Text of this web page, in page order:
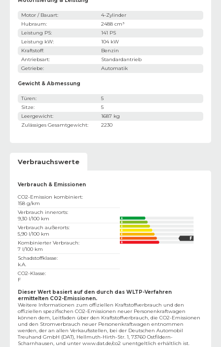
Motor / Bauart:
4-Zylinder
Hubraum:
2488 cm³
Leistung PS:
141 PS
Leistung kW:
104 kW
Kraftstoff:
Benzin
Antriebsart:
Standardantrieb
Getriebe: Automatik
Gewicht & Abmessung
Türen:
5
Sitze:
5
Leergewicht:
1687 kg
Zulässiges Gesamtgewicht: 2230
Verbrauchswerte
Verbrauch & Emissionen
CO2-Emission kombiniert:
158 g/km
Verbrauch innerorts:
9,30 l/100 km
Verbrauch außerorts:
5,90 l/100 km
Kombinierter Verbrauch:
7 l/100 km
Schadstoffklasse:
k.A.
CO2-Klasse:
F
Dieser Wert basiert auf den durch das WLTP-Verfahren
ermittelten CO2-Emissionen.
Weitere Informationen zum offiziellen Kraftstoffverbrauch und den
offiziellen spezifischen CO2-Emissionen neuer Personenkraftwagen
können dem‚ Leitfaden über den Kraftstoffverbrauch, die CO2-Emissionen
und den Stromverbrauch neuer Personenkraftwagen entnommen
werden, der an allen Verkaufsstellen, bei der Deutschen Automobil
Treuhand GmbH (DAT), Hellmuth-Hirth-Str. 1, 73760 Ostfildern-
Scharnhausen, und unter www.dat.de/co2 unentgeltlich erhältlich ist.